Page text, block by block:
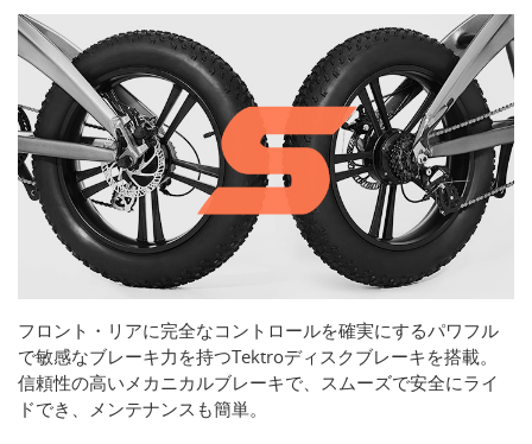
フロント・リアに完全なコントロールを確実にするパワフル
で敏感なブレーキ力を持つTektroディスクブレーキを搭載。
信頼性の高いメカニカルブレーキで、スムーズで安全にライ
ドでき、メンテナンスも簡単。